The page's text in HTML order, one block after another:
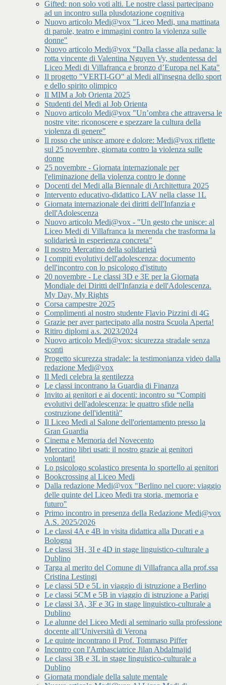
Gifted: non solo voti alti. Le nostre classi partecipano
ad un incontro sulla plusdotazione cognitiva
Nuovo articolo Medi@vox "Liceo Medi, una mattinata
di parole, teatro e immagini contro la violenza sulle
donne"
Nuovo articolo Medi@vox "Dalla classe alla pedana: la
rotta vincente di Valentina Nguyen Vy, studentessa del
Liceo Medi di Villafranca e bronzo d’Europa nel Kata"
Il progetto "VERTI-GO" al Medi all'insegna dello sport
e dello spirito olimpico
Il MIM a Job Orienta 2025
Studenti del Medi al Job Orienta
Nuovo articolo Medi@vox "Un’ombra che attraversa le
nostre vite: riconoscere e spezzare la cultura della
violenza di genere"
Il rosso che unisce amore e dolore: Medi@vox riflette
sul 25 novembre, giornata contro la violenza sulle
donne
25 novembre - Giornata internazionale per
l'eliminazione della violenza contro le donne
Docenti del Medi alla Biennale di Architettura 2025
Intervento educativo-didattico LAV nella classe 1L
Giornata internazionale dei diritti dell'Infanzia e
dell'Adolescenza
Nuovo articolo Medi@vox - "Un gesto che unisce: al
Liceo Medi di Villafranca la merenda che trasforma la
solidarietà in esperienza concreta"
Il nostro Mercatino della solidarietà
I compiti evolutivi dell'adolescenza: documento
dell'incontro con lo psicologo d'istituto
20 novembre - Le classi 3D e 3E per la Giornata
Mondiale dei Diritti dell'Infanzia e dell'Adolescenza.
My Day, My Rights
Corsa campestre 2025
Complimenti al nostro studente Flavio Pizzini di 4G
Grazie per aver partecipato alla nostra Scuola Aperta!
Ritiro diplomi a.s. 2023/2024
Nuovo articolo Medi@vox: sicurezza stradale senza
sconti
Progetto sicurezza stradale: la testimonianza video dalla
redazione Medi@vox
Il Medi celebra la gentilezza
Le classi incontrano la Guardia di Finanza
Invito ai genitori e ai docenti: incontro su “Compiti
evolutivi dell'adolescenza: le quattro sfide nella
costruzione dell'identità"
Il Liceo Medi al Salone dell'orientamento presso la
Gran Guardia
Cinema e Memoria del Novecento
Mercatino libri usati: il nostro grazie ai genitori
volontari!
Lo psicologo scolastico presenta lo sportello ai genitori
Bookcrossing al Liceo Medi
Dalla redazione Medi@vox "Berlino nel cuore: viaggio
delle quinte del Liceo Medi tra storia, memoria e
futuro"
Primo incontro in presenza della Redazione Medi@vox
A.S. 2025/2026
Le classi 4A e 4B in visita didattica alla Ducati e a
Bologna
Le classi 3H, 3I e 4D in stage linguistico-culturale a
Dublino
Targa al merito del Comune di Villafranca alla prof.ssa
Cristina Lestingi
Le classi 5D e 5L in viaggio di istruzione a Berlino
Le classi 5CM e 5B in viaggio di istruzione a Parigi
Le classi 3A, 3F e 3G in stage linguistico-culturale a
Dublino
Le alunne del Liceo Medi al seminario sulla professione
docente all’Università di Verona
Le quinte incontrano il Prof. Tommaso Piffer
Incontro con l'Ambasciatrice Jilan Abdalmajid
Le classi 3B e 3L in stage linguistico-culturale a
Dublino
Giornata mondiale della salute mentale